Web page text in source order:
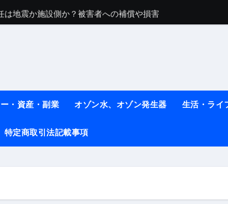
地震か施設側か？被害者への補償や損害賠償をわかりやす
コレ！ #医療ダイエット
#shots
本当に効果ある？ #エクササイズ
え方と実践方法を解説します【健康】
・資産・副業 オゾン水、オゾン発生器 生活・ライ
特定商取引法記載事項